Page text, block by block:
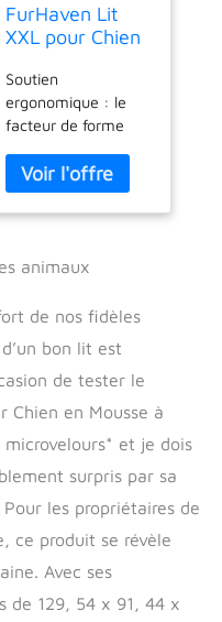
FurHaven Lit
XXL pour Chien
mémoire de
Forme en
microvelours
avec Housse
Amovible
Lavable –
Espresso,
(Taille XXL)
Soutien
ergonomique : le
facteur de forme
favorise un confort
ergonomique
supérieur et offre un
orthopédique
chiens et les chats ;
matelas ouvert offre
également aux
animaux beaucoup
d'espace pour
dormir dans une
variété de positions
de couchage : la
surface de
couchage est dotée
matelassé en
animaux
de nos fidèles
bon lit est
de tester le
Chien en Mousse à
et je dois
surpris par sa
les propriétaires de
ce produit se révèle
Avec ses
de 129, 54 x 91, 44 x